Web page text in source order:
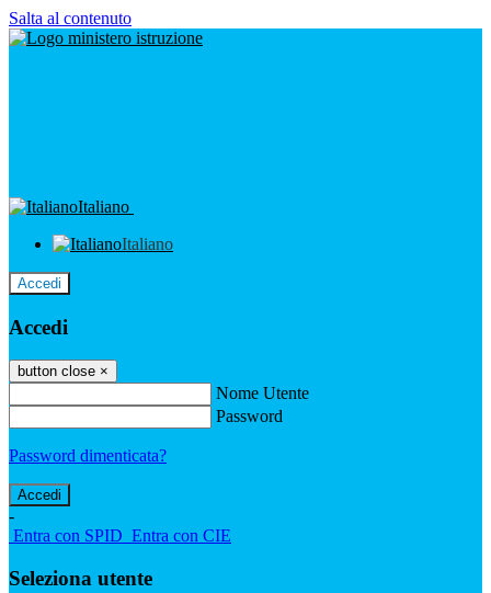
Salta al contenuto
Italiano
Italiano
Accedi
Accedi
button close ×
Nome Utente
Password
Password dimenticata?
-
Entra con SPID Entra con CIE
Seleziona utente